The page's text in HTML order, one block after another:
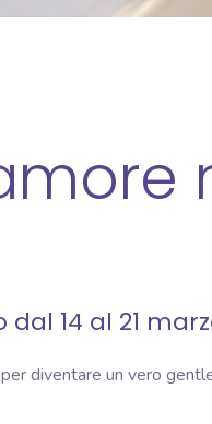
14 al 21
diventare un vero